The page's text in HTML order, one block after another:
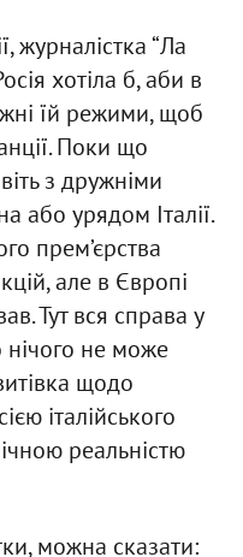
журналістка “Ла
хотіла б, аби в
їй режими, щоб
Поки що
з дружніми
або урядом Італії.
прем’єрства
але в Європі
Тут вся справа у
нічого не може
щодо
італійського
реальністю
можна сказати: